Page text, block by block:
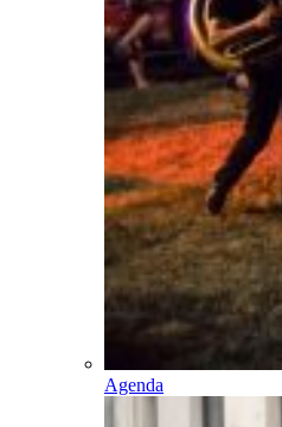
Agenda